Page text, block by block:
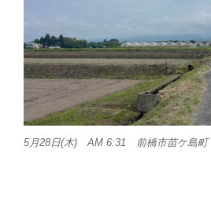
5月28日(木) AM 6:31 前橋市苗ケ島町